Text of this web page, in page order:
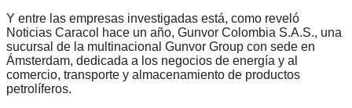
Y entre las empresas investigadas está, como reveló
Noticias Caracol hace un año, Gunvor Colombia S.A.S., una
sucursal de la multinacional Gunvor Group con sede en
Ámsterdam, dedicada a los negocios de energía y al
comercio, transporte y almacenamiento de productos
petrolíferos.